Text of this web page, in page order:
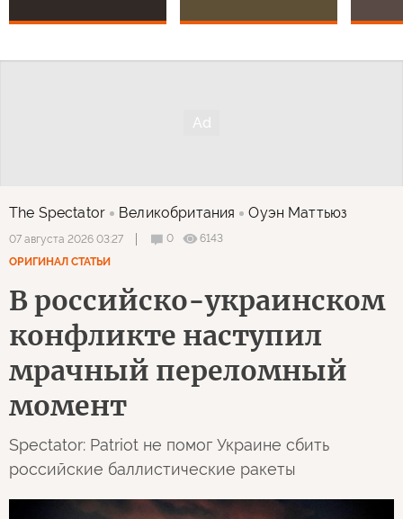
The Spectator Великобритания Оуэн Маттьюз
07 августа 2026 03:27 0
6143
ОРИГИНАЛ СТАТЬИ
В российско-украинском
конфликте наступил
мрачный переломный
момент
Spectator: Patriot не помог Украине сбить
российские баллистические ракеты